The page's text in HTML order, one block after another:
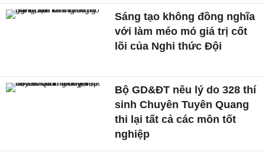
Sáng tạo không đồng nghĩa
với làm méo mó giá trị cốt
lõi của Nghi thức Đội
Bộ GD&ĐT nêu lý do 328 thí
sinh Chuyên Tuyên Quang
thi lại tất cả các môn tốt
nghiệp